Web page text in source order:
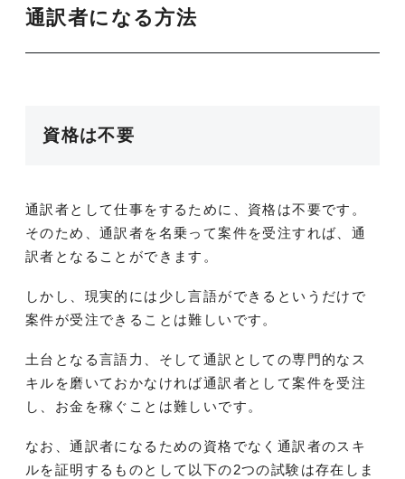
通訳者になる方法
資格は不要
通訳者として仕事をするために、資格は不要です。
そのため、通訳者を名乗って案件を受注すれば、通
訳者となることができます。
しかし、現実的には少し言語ができるというだけで
案件が受注できることは難しいです。
土台となる言語力、そして通訳としての専門的なス
キルを磨いておかなければ通訳者として案件を受注
し、お金を稼ぐことは難しいです。
なお、通訳者になるための資格でなく通訳者のスキ
ルを証明するものとして以下の2つの試験は存在しま